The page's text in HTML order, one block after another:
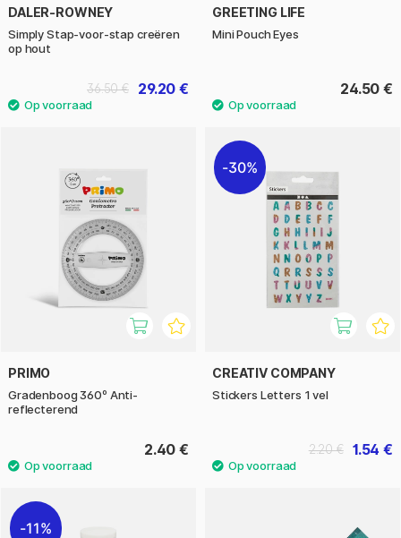
DALER-ROWNEY
Simply Stap-voor-stap creëren
op hout
29.20 €
36.50 €
GREETING LIFE
Mini Pouch Eyes
24.50 €
PRIMO
Gradenboog 360º Anti-
reflecterend
2.40 €
30%
CREATIV COMPANY
Stickers Letters 1 vel
1.54 €
2.20 €
11%